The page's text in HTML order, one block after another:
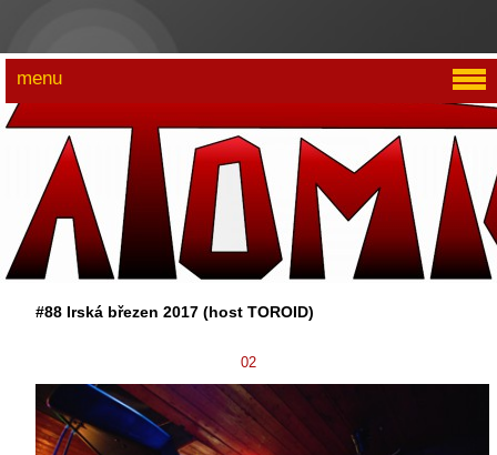
#88 Irská březen 2017 (host TOROID)
02
menu